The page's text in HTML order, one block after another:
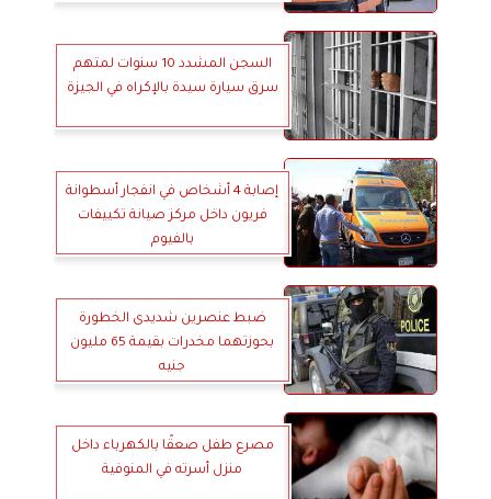
السجن المشدد 10 سنوات لمتهم
سرق سيارة سيدة بالإكراه في الجيزة
إصابة 4 أشخاص في انفجار أسطوانة
فريون داخل مركز صيانة تكييفات
بالفيوم
ضبط عنصرين شديدى الخطورة
بحوزتهما مخدرات بقيمة 65 مليون
جنيه
مصرع طفل صعقًا بالكهرباء داخل
منزل أسرته في المنوفية